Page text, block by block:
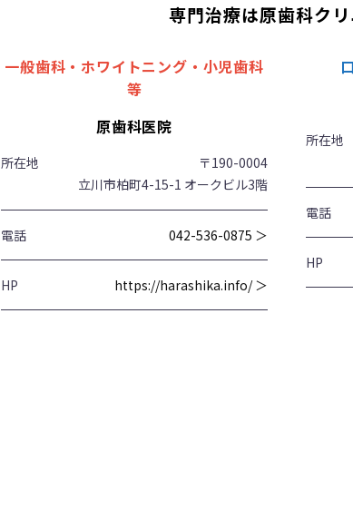
専門治療は原歯科ク
一般歯科・ホワイトニング・小児歯科
等
原歯科医院
所在地
〒190-0004
立川市柏町4-15-1 オークビル3階
電話 042-536-0875 ＞
HP https://harashika.info/ ＞
所在地
電話
HP